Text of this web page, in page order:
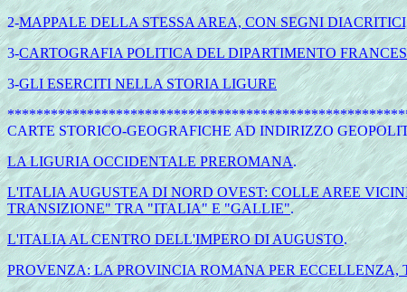
2-MAPPALE DELLA STESSA AREA, CON SEGNI
3-CARTOGRAFIA POLITICA DEL DIPARTIMENTO
3-GLI ESERCITI NELLA STORIA LIGURE
CARTE STORICO-GEOGRAFICHE AD INDIRIZZO
LA LIGURIA OCCIDENTALE PREROMANA.
L'ITALIA AUGUSTEA DI NORD OVEST: COLLE AREE
TRANSIZIONE" TRA "ITALIA" E "GALLIE".
L'ITALIA AL CENTRO DELL'IMPERO DI AUGUSTO.
PROVENZA: LA PROVINCIA ROMANA PER ECCELLENZA,